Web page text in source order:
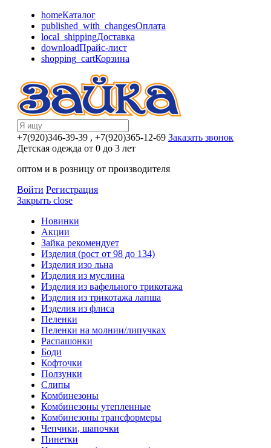
homeКаталог
published_with_changesОплата
local_shippingДоставка
downloadПрайс-лист
shopping_cartКорзина
+7(920)346-39-39 , +7(920)365-12-69 Заказать звонок
Детская одежда от 0 до 3 лет
оптом и в розницу от производителя
Войти Регистрация
Закрыть close
Новинки
Акции
Зайка рекомендует
Изделия (рост от 98 до 134)
Изделия изо льна
Изделия из муслина
Изделия из вафельного трикотажа
Изделия из трикотажа лапша
Изделия из флиса
Пеленки
Пеленки на молнии/липучках
Распашонки
Боди
Кофточки
Ползунки
Слипы
Комбинезоны
Комбинезоны утепленные
Комбинезоны трансформеры
Чепчики, шапочки
Пинетки